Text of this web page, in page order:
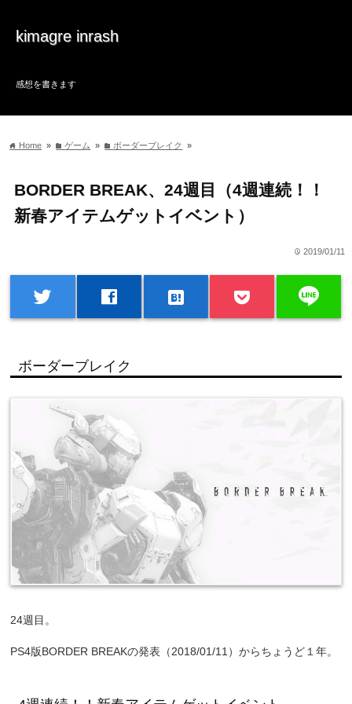
kimagre inrash
感想を書きます
home Home » folderゲーム » folderボーダーブレイク »
BORDER BREAK、24週目（4週連続！！
新春アイテムゲットイベント）
time 2019/01/11
twitter facebook hatenabookmark line
ボーダーブレイク
24週目。
PS4版BORDER BREAKの発表（2018/01/11）からちょうど１年。